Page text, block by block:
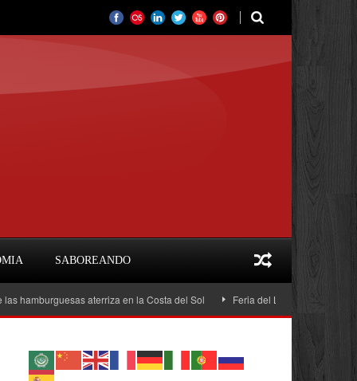
SABOREANDO
aterriza en la Costa del Sol Feria del Libro Marbella 2026: